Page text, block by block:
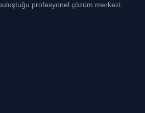
profesyonel çözüm merkezi.